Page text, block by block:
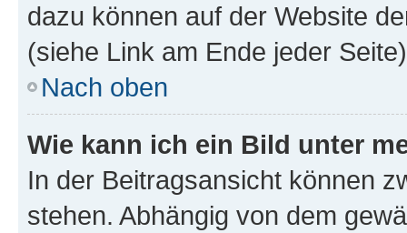
dazu können auf der Website
(siehe Link am Ende jeder
Nach oben
Wie kann ich ein Bild unter
In der Beitragsansicht können
stehen. Abhängig von dem